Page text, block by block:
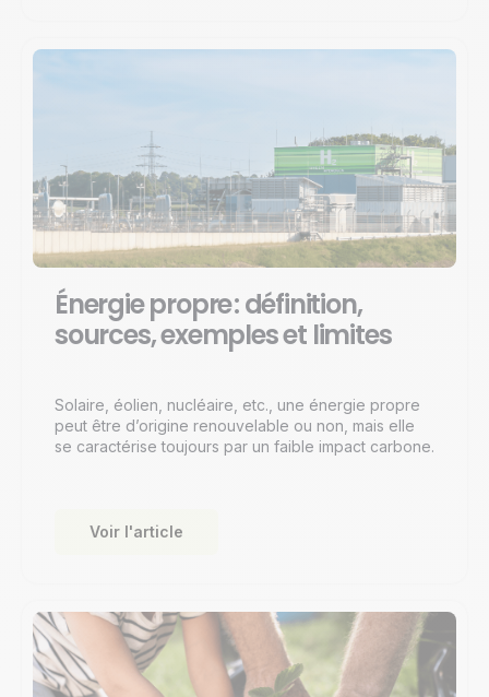
Énergie propre : définition,
sources, exemples et limites
Solaire, éolien, nucléaire, etc., une énergie propre
peut être d’origine renouvelable ou non, mais elle
se caractérise toujours par un faible impact carbone.
Voir l'article